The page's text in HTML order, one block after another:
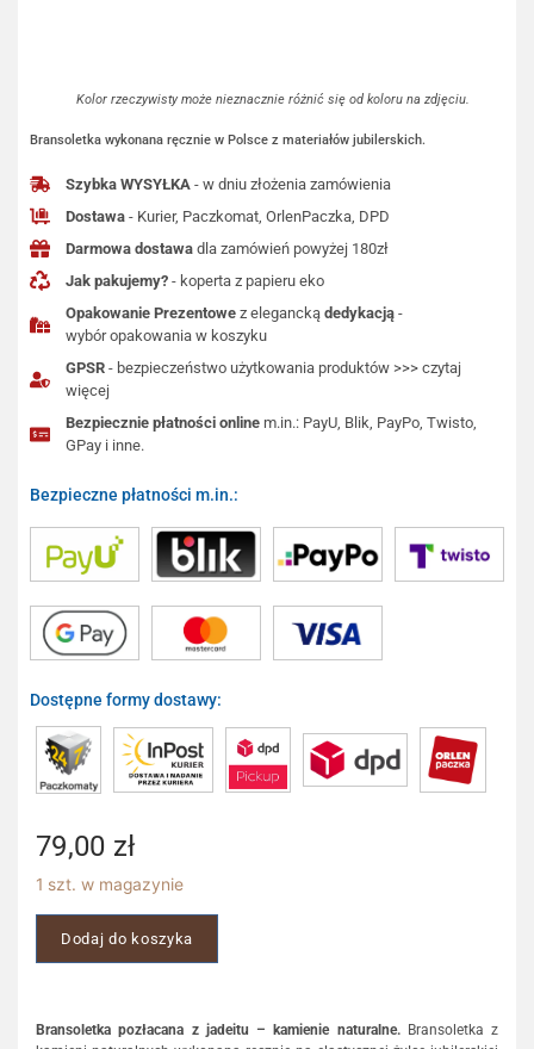
Kolor rzeczywisty może nieznacznie różnić się od koloru na zdjęciu.
Bransoletka wykonana ręcznie w Polsce z materiałów jubilerskich.
Szybka WYSYŁKA - w dniu złożenia zamówienia
Dostawa - Kurier, Paczkomat, OrlenPaczka, DPD
Darmowa dostawa dla zamówień powyżej 180zł
Jak pakujemy? - koperta z papieru eko
Opakowanie Prezentowe z eleganckądedykacją -
wybór opakowania w koszyku
GPSR - bezpieczeństwo użytkowania produktów >>> czytaj
więcej
Bezpiecznie płatności online m.in.: PayU, Blik, PayPo, Twisto,
GPay i inne.
Bezpieczne płatności m.in.:
Dostępne formy dostawy:
79,00 zł
1 szt. w magazynie
Dodaj do koszyka
Bransoletka pozłacana z jadeitu – kamienie naturalne.Bransoletka z